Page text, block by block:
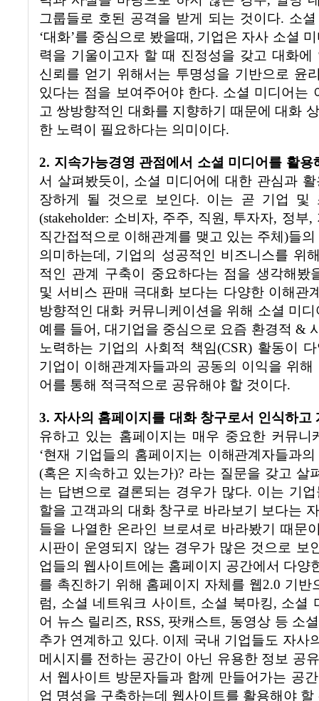
그룹들로 호된 공격을 받게 되는 것이다. 소
‘대화’를 중심으로 봤을때 , 기업은 자사 소셜
력을 기울이고자 할 때 진정성을 갖고 대화에
신뢰를 얻기 위해서는 투명성을 기반으로 윤
있다는 점을 보여주어야 한다. 소셜 미디어는
고 쌍방향적인 대화를 지향하기 때문에 대화
한 노력이 필요하다는 의미이다.
2. 지속가능경영 관점에서 소셜 미디어를 활용
서 살펴봤듯이 , 소셜 미디어에 대한 관심과
장하게 될 것으로 보인다. 이는 곧 기업 및
(stakeholder: 소비자, 주주, 직원 , 투자자, 정부,
직간접적으로 이해관계를 맺고 있는 주체)들
의미하는데 , 기업의 성공적인 비즈니스를 위
적인 관계 구축이 중요하다는 점을 생각해봤
및 서비스 판매 극대화 보다는 다양한 이해관
방향적인 대화 커뮤니케이션을 위해 소셜 미
예를 들어 , 대기업을 중심으로 요즘 환경적 &
노력하는 기업의 사회적 책임(CSR) 활동이
기업이 이해관계자들과의 공동의 이익을 위
어를 통해 적극적으로 공유해야 할 것이다.
3.자사의 홈페이지를 대화 창구로서 인식하고
유하고 있는 홈페이지는 매우 중요한 커뮤니
‘현재 기업들의 홈페이지는 이해관계자들과
(혹은 지속하고 있는가)? 라는 질문을 갖고 살
는 답변으로 결론되는 경우가 많다. 이는 기
할을 고객과의 대화 창구로 바라보기 보다는
들을 나열한 온라인 브로셔로 바라봤기 때문
시판이 운영되지 않는 경우가 많은 것으로 보
업들의 웹사이트에는 홈페이지 공간에서 다양
를 촉진하기 위해 홈페이지 자체를 웹2.0 기반
럼, 소셜 네트워크 사이트, 소셜 북마킹, 소셜
어 뉴스 릴리즈, RSS, 팟캐스트, 동영상 등 소
추가 연계하고 있다. 이제 국내 기업들도 자사
메시지를 전하는 공간이 아닌 유용한 정보 공
서 웹사이트 방문자들과 함께 만들어가는 공
업 명성을 구축하는데 웹사이트를 활용해야 할